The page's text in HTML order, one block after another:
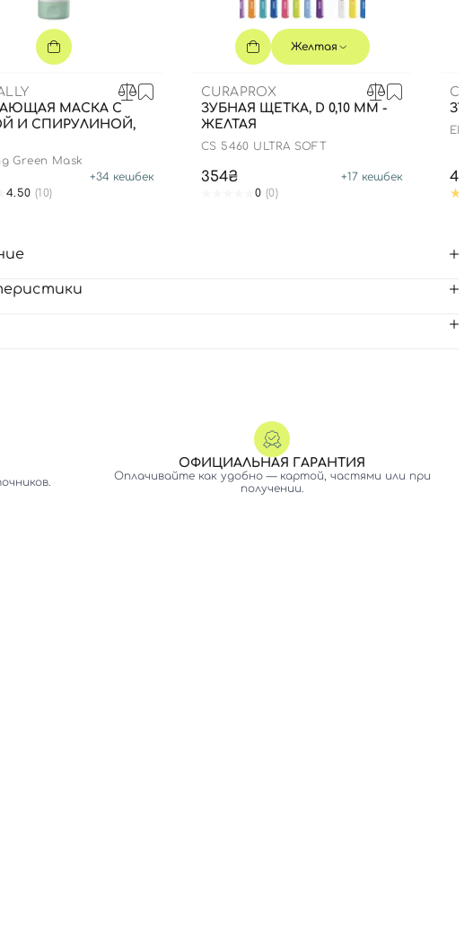
МАСКА С
И СПИРУЛИНОЙ,
Green Mask
+34 кешбек
4.50 (10)
Желтая
CURAPROX
ЗУБНАЯ ЩЕТКА, D 0,10 ММ -
ЖЕЛТАЯ
CS 5460 ULTRA SOFT
354₴ +17 кешбек
0 (0)
ОФИЦИАЛЬНАЯ ГАРАНТИЯ
Оплачивайте как удобно — картой, частями или при
получении.